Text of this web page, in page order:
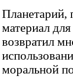
Планетарий,
материал
возвратил
моральной